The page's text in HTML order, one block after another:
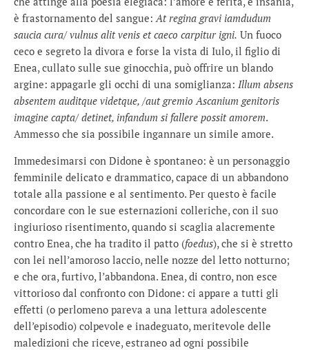
è frastornamento del sangue: At regina gravi iamdudum
saucia cura/vulnus alit venis et caeco carpitur igni. Un fuoco
ceco e segreto la divora e forse la vista di Iulo, il figlio di
Enea, cullato sulle sue ginocchia, può offrire un blando
argine: appagarle gli occhi di una somiglianza: Illum absens
absentem auditque videtque, /aut gremio Ascanium genitoris
imagine capta/ detinet, infandum si fallere possit amorem.
Ammesso che sia possibile ingannare un simile amore.
Immedesimarsi con Didone è spontaneo: è un personaggio
femminile delicato e drammatico, capace di un abbandono
totale alla passione e al sentimento. Per questo è facile
concordare con le sue esternazioni colleriche, con il suo
ingiurioso risentimento, quando si scaglia alacremente
contro Enea, che ha tradito il patto (foedus), che si è stretto
con lei nell’amoroso laccio, nelle nozze del letto notturno;
e che ora, furtivo, l’abbandona. Enea, di contro, non esce
vittorioso dal confronto con Didone: ci appare a tutti gli
effetti (o perlomeno pareva a una lettura adolescente
dell’episodio) colpevole e inadeguato, meritevole delle
maledizioni che riceve, estraneo ad ogni possibile